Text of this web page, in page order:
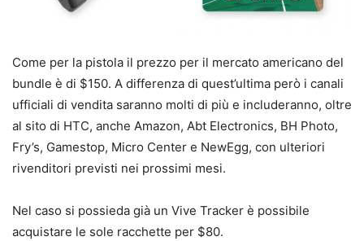
Come per la pistola il prezzo per il mercato americano del
bundle è di $150. A differenza di quest’ultima però i canali
ufficiali di vendita saranno molti di più e includeranno, oltre
al sito di HTC, anche Amazon, Abt Electronics, BH Photo,
Fry’s, Gamestop, Micro Center e NewEgg, con ulteriori
rivenditori previsti nei prossimi mesi.
Nel caso si possieda già un Vive Tracker è possibile
acquistare le sole racchette per $80.